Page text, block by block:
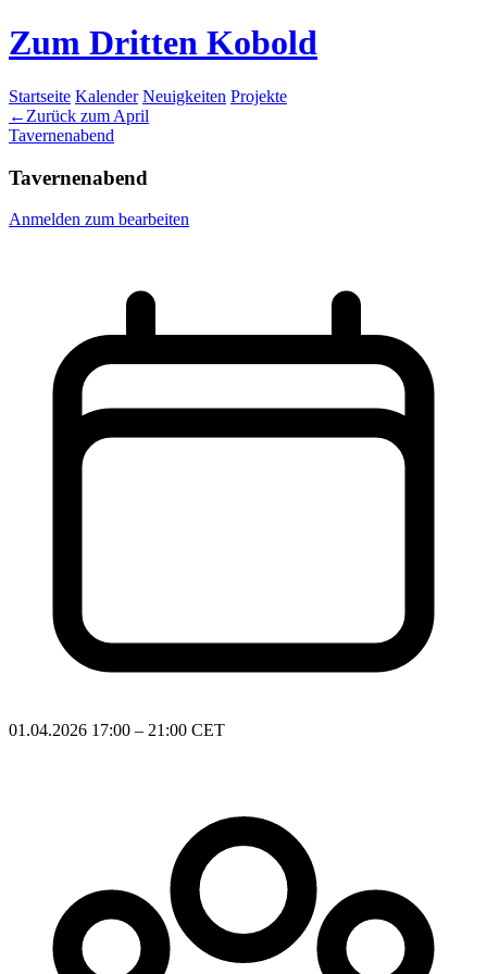
Zum Dritten Kobold
Startseite Kalender Neuigkeiten Projekte
←Zurück zum April
Tavernenabend
Tavernenabend
Anmelden zum bearbeiten
01.04.2026 17:00 – 21:00 CET